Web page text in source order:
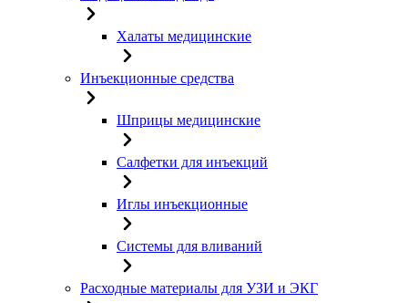
Халаты медицинские
Инъекционные средства
Шприцы медицинские
Салфетки для инъекций
Иглы инъекционные
Системы для вливаний
Расходные материалы для УЗИ и ЭКГ